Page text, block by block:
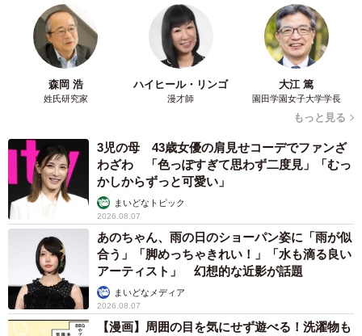
森岡 浩
姓氏研究家
ハイヒール・リンゴ
漫才師
大江 篤
園田学園女子大学学長
もっと見る
3児の母 43歳女優の肩見せコーデでファンざ
わざわ 「色っぽすぎて思わず二度見」「むっ
かしからずっと可愛い」
まいどなトピック
2026.08.07
あのちゃん、雨の日のショーパン姿に「雨が似
合う」「脚めっちゃきれい！」「水も滴る良い
アーティスト」 幻想的な近影が話題
まいどなメディア
2026.08.07
【漫画】周囲の目を気にせず遊べる！洗濯物も